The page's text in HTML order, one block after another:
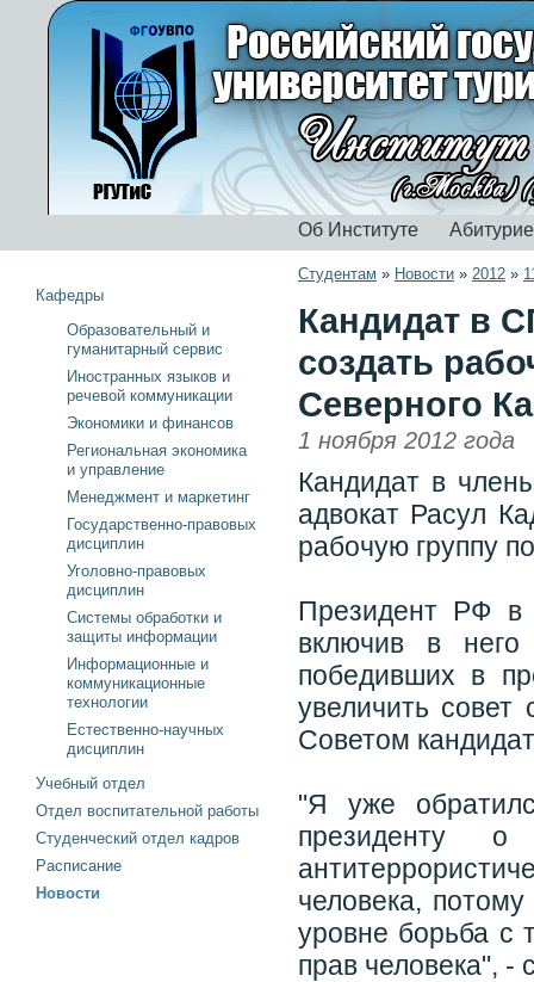
Об Институте
Студентам » Новости » 2012 »
Кандидат в
создать
Северного
1 ноября 2012 года
Кандидат в
адвокат Расул
рабочую группу
Президент РФ в
включив в
победивших в
увеличить
Советом
"Я уже
президенту
человека,
уровне борьба с
прав человека", -
Кафедры
Образовательный и
гуманитарный сервис
Иностранных языков и
речевой коммуникации
Экономики и финансов
Региональная экономика
и управление
Менеджмент и маркетинг
Государственно-правовых
дисциплин
Уголовно-правовых
дисциплин
Системы обработки и
защиты информации
Информационные и
коммуникационные
технологии
Естественно-научных
дисциплин
Учебный отдел
Отдел воспитательной работы
Студенческий отдел кадров
Расписание
Новости